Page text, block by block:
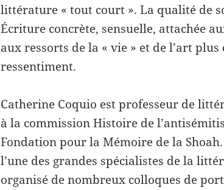
littérature « tout court ». La qualité de
Écriture concrète, sensuelle, attachée
aux ressorts de la « vie » et de l’art
ressentiment.
Catherine Coquio est professeur de
à la commission Histoire de
Fondation pour la Mémoire de la
l’une des grandes spécialistes de la
organisé de nombreux colloques de